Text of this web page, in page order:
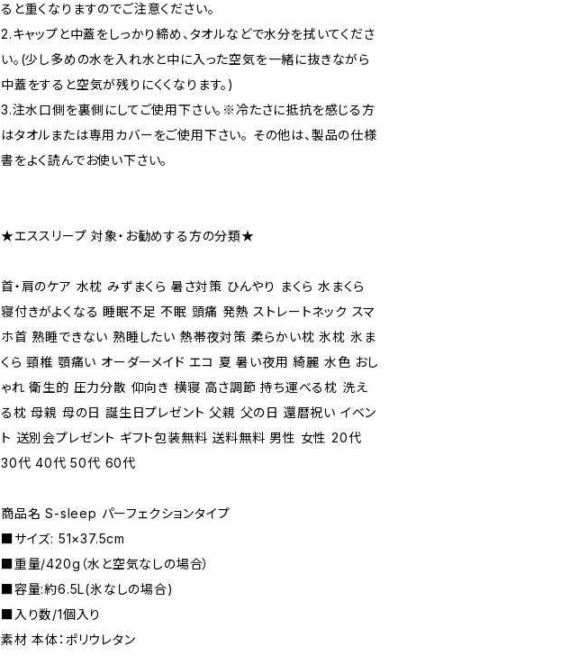
ると重くなりますのでご注意ください。
2.キャップと中蓋をしっかり締め、タオルなどで水分を拭いてくださ
い。(少し多めの水を入れ水と中に入った空気を一緒に抜きながら
中蓋をすると空気が残りにくくなります。)
3.注水口側を裏側にしてご使用下さい。※冷たさに抵抗を感じる方
はタオルまたは専用カバーをご使用下さい。 その他は、製品の仕様
書をよく読んでお使い下さい。
★エススリープ 対象・お勧めする方の分類★
首・肩のケア 水枕 みずまくら 暑さ対策 ひんやり まくら 水まくら
寝付きがよくなる 睡眠不足 不眠 頭痛 発熱 ストレートネック スマ
ホ首 熟睡できない 熟睡したい 熱帯夜対策 柔らかい枕 氷枕 氷ま
くら 頸椎 顎痛い オーダーメイド エコ 夏 暑い夜用 綺麗 水色 おし
ゃれ 衛生的 圧力分散 仰向き 横寝 高さ調節 持ち運べる枕 洗え
る枕 母親 母の日 誕生日プレゼント 父親 父の日 還暦祝い イベン
ト 送別会プレゼント ギフト包装無料 送料無料 男性 女性 20代
30代 40代 50代 60代
商品名 S-sleep パーフェクションタイプ
■サイズ: 51×37.5cm
■重量/420g（水と空気なしの場合）
■容量:約6.5L(氷なしの場合)
■入り数/1個入り
素材 本体：ポリウレタン